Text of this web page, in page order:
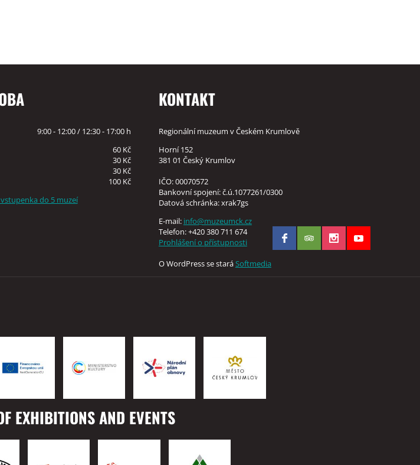
9:00 - 12:00 / 12:30 - 17:00 h
60 Kč
30 Kč
30 Kč
100 Kč
do 5 muzeí
KONTAKT
Regionální muzeum v Českém Krumlově
Horní 152
381 01 Český Krumlov
IČO: 00070572
Bankovní spojení: č.ú.1077261/0300
Datová schránka: xrak7gs
E-mail: info@muzeumck.cz
Telefon: +420 380 711 674
Prohlášení o přístupnosti
O WordPress se staráSoftmedia
EXHIBITIONS AND EVENTS